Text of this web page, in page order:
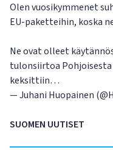
Olen vuosikymmenet
EU-paketteihin, koska
Ne ovat olleet
tulonsiirtoa Pohjoisesta
keksittiin…
— Juhani Huopainen
SUOMEN UUTISET